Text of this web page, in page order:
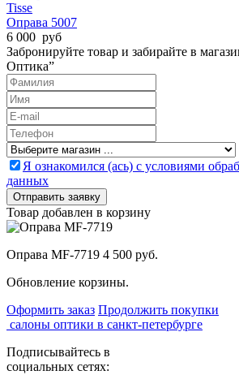
Tisse
Оправа 5007
6 000 руб
Забронируйте товар и забирайте в
Оптика”
Я ознакомился (ась) с условиями
данных
Товар добавлен в корзину
Оправа MF-7719 4 500 руб.
Обновление корзины.
Оформить заказ Продолжить покупки
салоны оптики в санкт-петербурге
Подписывайтесь в
социальных сетях: